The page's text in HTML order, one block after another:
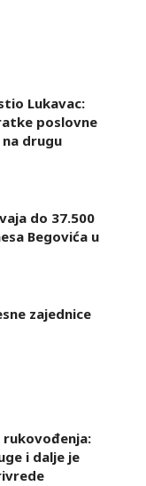
Lukavac:
poslovne
drugu
do 37.500
Begovića u
zajednice
rukovođenja:
i dalje je